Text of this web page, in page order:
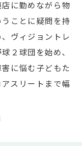
に勤めながら物
ことに疑問を持
ヴィジョントレ
２球団を始め、
に悩む子どもた
スリートまで幅